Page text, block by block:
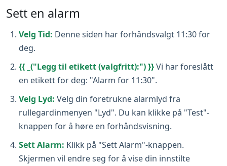
Sett en alarm
Velg Tid: Denne siden har forhåndsvalgt 11:30 for
deg.
{{ _("Legg til etikett (valgfritt):") }}Vi har foreslått
en etikett for deg: "Alarm for 11:30".
Velg Lyd: Velg din foretrukne alarmlyd fra
rullegardinmenyen "Lyd". Du kan klikke på "Test"-
knappen for å høre en forhåndsvisning.
Sett Alarm: Klikk på "Sett Alarm"-knappen.
Skjermen vil endre seg for å vise din innstilte